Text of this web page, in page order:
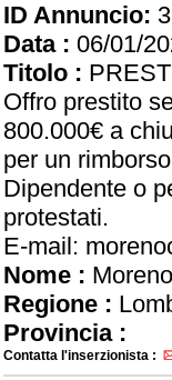
ID Annuncio:
Data : 06/01/
Titolo :
Offro prestito
800.000€ a
per un
Dipendente o
protestati.
E-mail:
Nome :
Regione :
Provincia :
Contatta l'inserzionista :